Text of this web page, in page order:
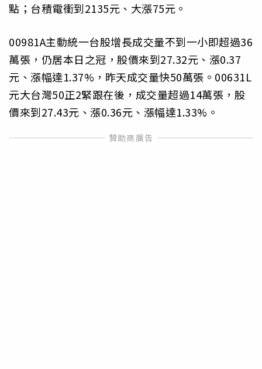
點；台積電衝到2135元、大漲75元。
00981A主動統一台股增長成交量不到一小即超過36
萬張，仍居本日之冠，股價來到27.32元、漲0.37
元、漲幅達1.37%，昨天成交量快50萬張。00631L
元大台灣50正2緊跟在後，成交量超過14萬張，股
價來到27.43元、漲0.36元、漲幅達1.33%。